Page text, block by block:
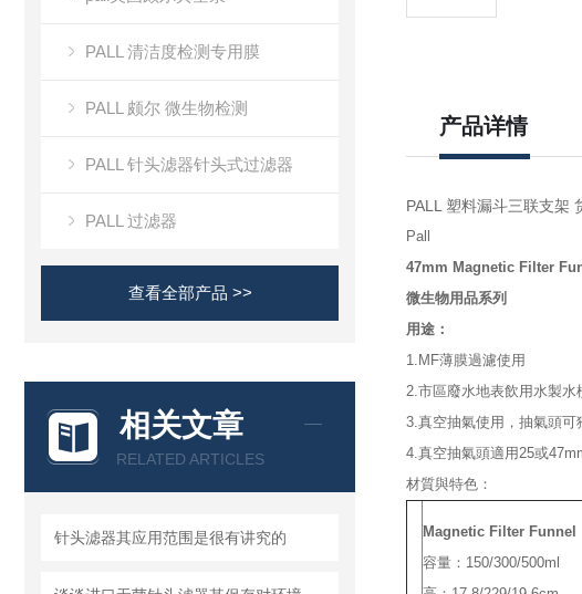
PALL 清洁度检测专用膜
PALL 颇尔 微生物检测
PALL 针头滤器针头式过滤器
PALL 过滤器
查看全部产品 >>
相关文章
RELATED ARTICLES
针头滤器其应用范围是很有讲究的
产品详情
PALL 塑料漏斗三联支架
Pall
47mm Magnetic Filter
微生物用品系列
用途：
1.MF薄膜過濾使用
2.市區廢水地表飲用水製水
3.真空抽氣使用，抽氣頭可
4.真空抽氣頭適用25或
材質與特色：
Magnetic Filter Funnel
容量：150/300/500ml